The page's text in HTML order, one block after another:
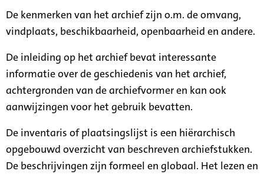
De kenmerken van het archief zijn o.m. de omvang,
vindplaats, beschikbaarheid, openbaarheid en andere.
De inleiding op het archief bevat interessante
informatie over de geschiedenis van het archief,
achtergronden van de archiefvormer en kan ook
aanwijzingen voor het gebruik bevatten.
De inventaris of plaatsingslijst is een hiërarchisch
opgebouwd overzicht van beschreven archiefstukken.
De beschrijvingen zijn formeel en globaal. Het lezen en